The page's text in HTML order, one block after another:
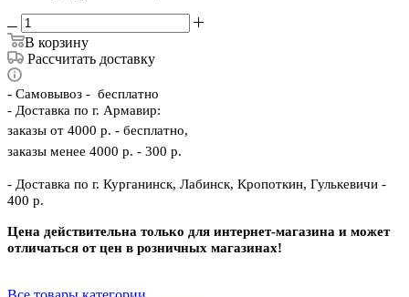
В корзину
Рассчитать доставку
- Самовывоз - бесплатно
- Доставка по г. Армавир:
заказы от 4000 р. - бесплатно,
заказы менее 4000 р. - 300 р.
- Доставка по г. Курганинск, Лабинск, Кропоткин, Гулькевичи -
400 р.
Цена действительна только для интернет-магазина и может
отличаться от цен в розничных магазинах!